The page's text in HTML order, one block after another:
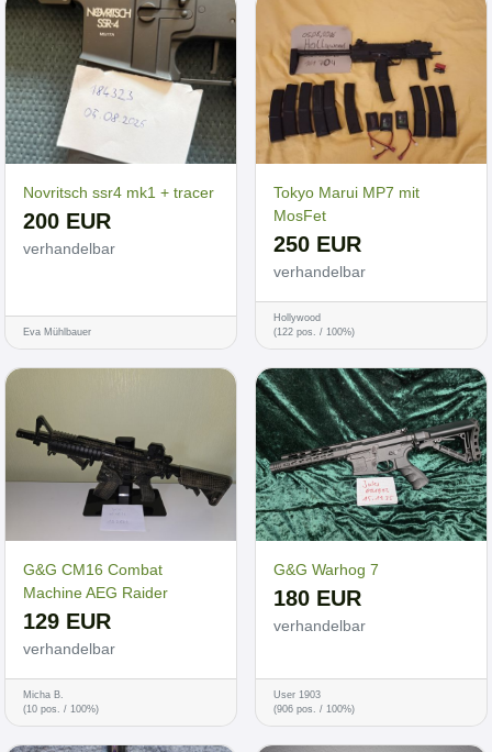
Novritsch ssr4 mk1 + tracer
200 EUR
verhandelbar
Eva Mühlbauer
Tokyo Marui MP7 mit
MosFet
250 EUR
verhandelbar
Hollywood
(122 pos. / 100%)
G&G CM16 Combat
Machine AEG Raider
129 EUR
verhandelbar
Micha B.
(10 pos. / 100%)
G&G Warhog 7
180 EUR
verhandelbar
User 1903
(906 pos. / 100%)